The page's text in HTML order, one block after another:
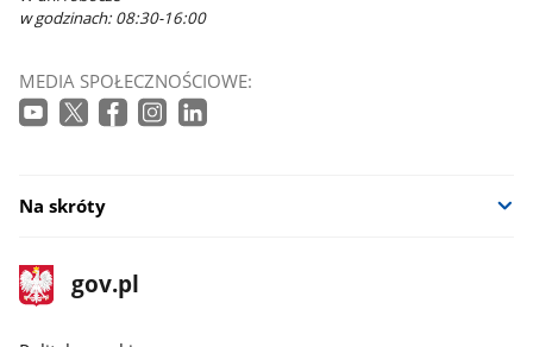
w godzinach: 08:30-16:00
MEDIA SPOŁECZNOŚCIOWE:
Na skróty
stopka
gov.pl
Strona
gov.pl